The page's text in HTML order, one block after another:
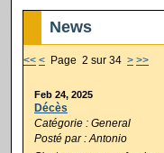
News
<< < Page 2 sur 34 > >>
Feb 24, 2025
Décès
Catégorie : General
Posté par : Antonio